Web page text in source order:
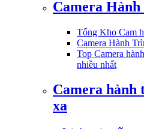
Camera
Tổng Kho Cam
Camera Hành
Top Camera
nhiều nhất
Camera
xa